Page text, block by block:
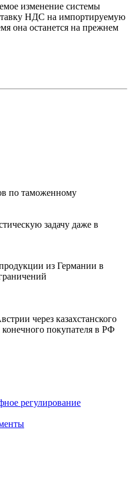
изменение системы
НДС на импортируемую
она останется на прежнем
по таможенному
задачу даже в
из Германии в
через казахстанского
покупателя в РФ
регулирование